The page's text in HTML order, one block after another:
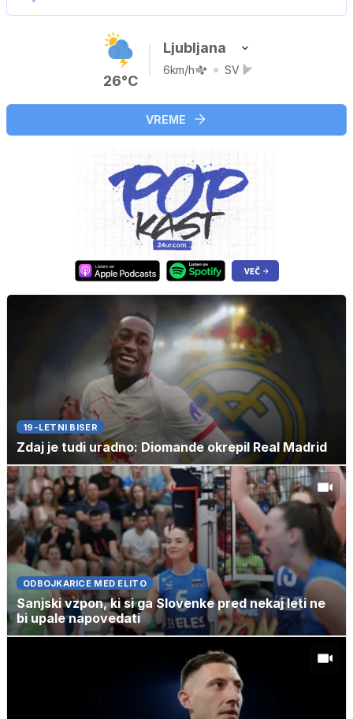
26°C
Ljubljana
6km/h SV
VREME
19-LETNI BISER
Zdaj je tudi uradno: Diomande okrepil Real Madrid
ODBOJKARICE MED ELITO
Sanjski vzpon, ki si ga Slovenke pred nekaj leti ne
bi upale napovedati